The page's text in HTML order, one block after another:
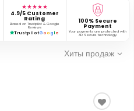
★★★★★
4.9/5 Customer
Rating
Based on Trustpilot & Google
Reviews
TrustpilotG o o g l e
100% Secure
Payment
Your payments are protected with
3D Secure technology.
Хиты продаж